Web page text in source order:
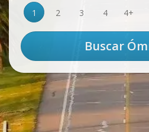
1
2 3 4 4+